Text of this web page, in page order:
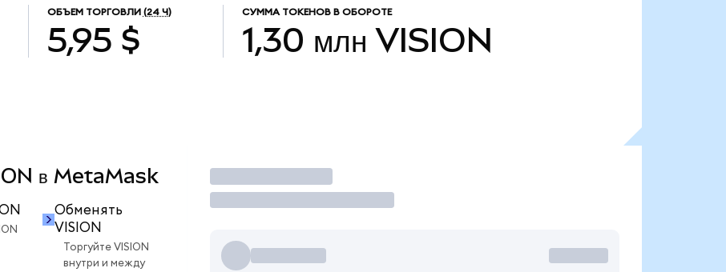
ОБЪЕМ ТОРГОВЛИ (24 Ч)
5,95 $
СУММА ТОКЕНОВ В ОБОРОТЕ
1,30 млн VISION
в MetaMask
Обменять
VISION
Торгуйте VISION
внутри и между
Торговать